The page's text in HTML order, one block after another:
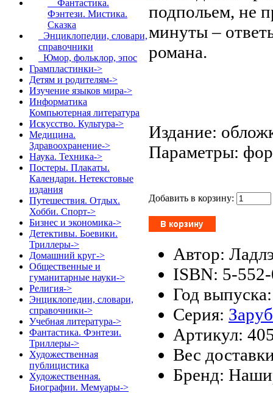
Фантастика.
Фэнтези. Мистика.
Сказка
Энциклопедии, словари,
справочники
Юмор, фольклор, эпос
Грампластинки->
Детям и родителям->
Изучение языков мира->
Информатика
Компьютерная литература
Искусство. Культура->
Медицина.
Здравоохранение->
Наука. Техника->
Постеры. Плакаты.
Календари. Нетекстовые
издания
Путешествия. Отдых.
Хобби. Спорт->
Бизнес и экономика->
Детективы. Боевики.
Триллеры->
Домашний круг->
Общественные и
гуманитарные науки->
Религия->
Энциклопедии, словари,
справочники->
Учебная литература->
Фантастика. Фэнтези.
Триллеры->
Художественная
публицистика
Художественная.
Биографии. Мемуары->
подпольем, не
минуты –
романа.
Издание:
Параметры:
Добавить в корзину:
Автор:
ISBN: 5-
Год
Серия:
Артикул:
Вес
Бренд: